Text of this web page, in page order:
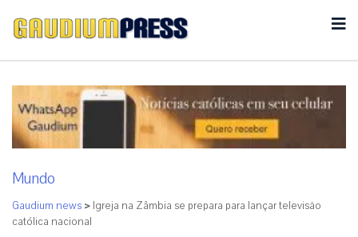
Mundo
Gaudium news > Igreja na Zâmbia se prepara para lançar televisão
católica nacional